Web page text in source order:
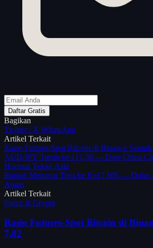
Daftar Gratis
Bagikan
Twitter / X WhatsApp
Artikel Terkait
Rasio Futures-Spot Bitcoin di Binance
AUD/JPY Turun ke 111,30 — Data China
Hormuz Tekan Asia
Rupiah Menguat Tipis ke Rp17.905 — Dolar
Angin
Artikel Terkait
Forex & Crypto
Rasio Futures-Spot Bitcoin di
7,82